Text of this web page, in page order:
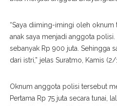
“Saya diiming-imingi oleh oknum
anak saya menjadi anggota
sebanyak Rp 900 juta. Sehingga
dari istri,” jelas Suratmo, Kamis
Oknum anggota polisi tersebut
Pertama Rp 75 juta secara tunai,